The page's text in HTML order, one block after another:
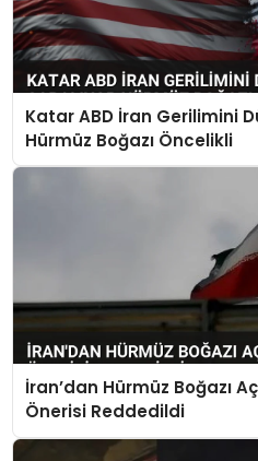
Katar ABD İran Gerilimini
Hürmüz Boğazı Öncelikli
İran’dan Hürmüz Boğazı
Önerisi Reddedildi